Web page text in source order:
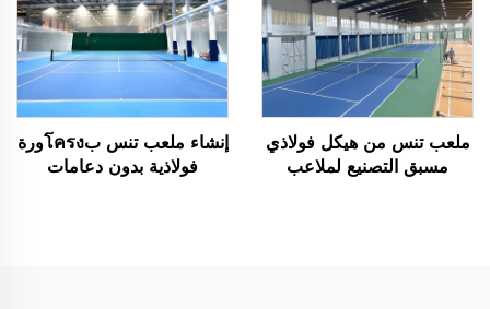
ملعب تنس من هيكل فولاذي
مسبق التصنيع لملاعب
إنشاء ملعب تنس بโครงورة
فولاذية بدون دعامات